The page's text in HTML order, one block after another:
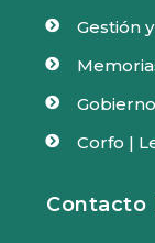
 Gestión


 Corfo |
Contacto